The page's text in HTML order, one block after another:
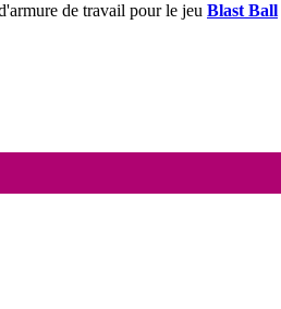
de travail pour le jeu Blast Ball